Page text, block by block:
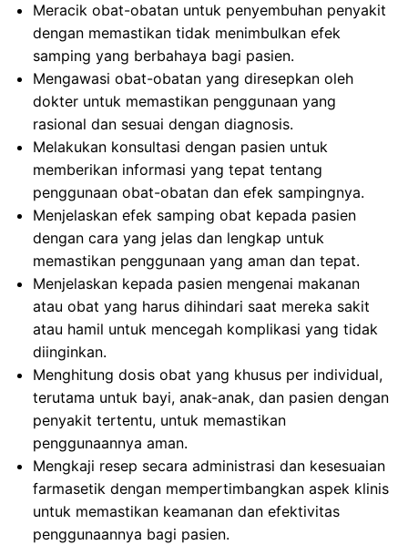
Meracik obat-obatan untuk penyembuhan penyakit
dengan memastikan tidak menimbulkan efek
samping yang berbahaya bagi pasien.
Mengawasi obat-obatan yang diresepkan oleh
dokter untuk memastikan penggunaan yang
rasional dan sesuai dengan diagnosis.
Melakukan konsultasi dengan pasien untuk
memberikan informasi yang tepat tentang
penggunaan obat-obatan dan efek sampingnya.
Menjelaskan efek samping obat kepada pasien
dengan cara yang jelas dan lengkap untuk
memastikan penggunaan yang aman dan tepat.
Menjelaskan kepada pasien mengenai makanan
atau obat yang harus dihindari saat mereka sakit
atau hamil untuk mencegah komplikasi yang tidak
diinginkan.
Menghitung dosis obat yang khusus per individual,
terutama untuk bayi, anak-anak, dan pasien dengan
penyakit tertentu, untuk memastikan
penggunaannya aman.
Mengkaji resep secara administrasi dan kesesuaian
farmasetik dengan mempertimbangkan aspek klinis
untuk memastikan keamanan dan efektivitas
penggunaannya bagi pasien.